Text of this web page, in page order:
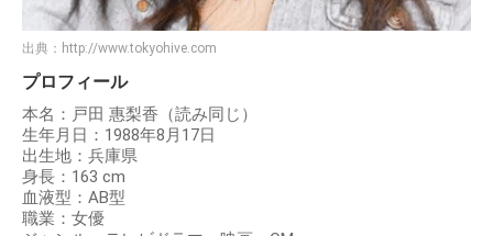
出典： http://www.tokyohive.com
プロフィール
本名：戸田 惠梨香（読み同じ）
生年月日：1988年8月17日
出生地：兵庫県
身長：163 cm
血液型：AB型
職業：女優